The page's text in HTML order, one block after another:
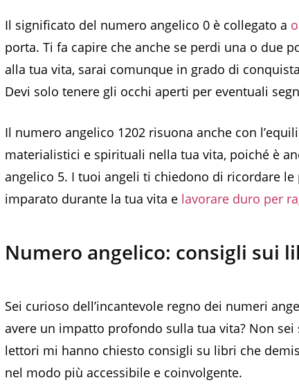
Il significato del numero angelico 0 è collegato a
porta. Ti fa capire che anche se perdi una o due
alla tua vita, sarai comunque in grado di
Devi solo tenere gli occhi aperti per eventuali
Il numero angelico 1202 risuona anche con
materialistici e spirituali nella tua vita, poiché è
angelico 5. I tuoi angeli ti chiedono di ricordare le
imparato durante la tua vita e lavorare duro per
Numero angelico: consigli sui
Sei curioso dell’incantevole regno dei numeri
avere un impatto profondo sulla tua vita? Non
lettori mi hanno chiesto consigli su libri che
nel modo più accessibile e coinvolgente.